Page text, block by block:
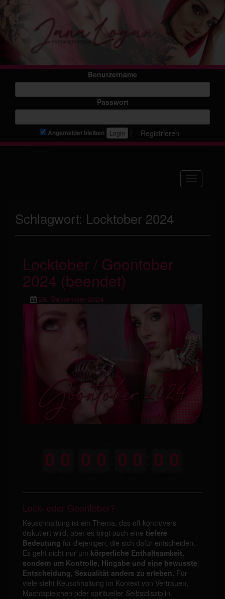
Benutzername
Passwort
Angemeldet bleiben | Registrieren
Schlagwort: Locktober 2024
Locktober / Goontober
2024 (beendet)
29. September 2024
Lock- oder Goontober?
Keuschhaltung ist ein Thema, das oft kontrovers
diskutiert wird, aber es birgt auch eine tiefere
Bedeutung für diejenigen, die sich dafür entscheiden.
Es geht nicht nur um körperliche Enthaltsamkeit,
sondern um Kontrolle, Hingabe und eine bewusste
Entscheidung, Sexualität anders zu erleben. Für
viele steht Keuschhaltung im Kontext von Vertrauen,
Machtspielchen oder spiritueller Selbstdisziplin.